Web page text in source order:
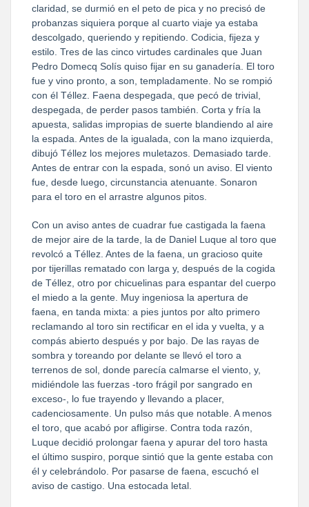
claridad, se durmió en el peto de pica y no precisó de
probanzas siquiera porque al cuarto viaje ya estaba
descolgado, queriendo y repitiendo. Codicia, fijeza y
estilo. Tres de las cinco virtudes cardinales que Juan
Pedro Domecq Solís quiso fijar en su ganadería. El toro
fue y vino pronto, a son, templadamente. No se rompió
con él Téllez. Faena despegada, que pecó de trivial,
despegada, de perder pasos también. Corta y fría la
apuesta, salidas impropias de suerte blandiendo al aire
la espada. Antes de la igualada, con la mano izquierda,
dibujó Téllez los mejores muletazos. Demasiado tarde.
Antes de entrar con la espada, sonó un aviso. El viento
fue, desde luego, circunstancia atenuante. Sonaron
para el toro en el arrastre algunos pitos.
Con un aviso antes de cuadrar fue castigada la faena
de mejor aire de la tarde, la de Daniel Luque al toro que
revolcó a Téllez. Antes de la faena, un gracioso quite
por tijerillas rematado con larga y, después de la cogida
de Téllez, otro por chicuelinas para espantar del cuerpo
el miedo a la gente. Muy ingeniosa la apertura de
faena, en tanda mixta: a pies juntos por alto primero
reclamando al toro sin rectificar en el ida y vuelta, y a
compás abierto después y por bajo. De las rayas de
sombra y toreando por delante se llevó el toro a
terrenos de sol, donde parecía calmarse el viento, y,
midiéndole las fuerzas -toro frágil por sangrado en
exceso-, lo fue trayendo y llevando a placer,
cadenciosamente. Un pulso más que notable. A menos
el toro, que acabó por afligirse. Contra toda razón,
Luque decidió prolongar faena y apurar del toro hasta
el último suspiro, porque sintió que la gente estaba con
él y celebrándolo. Por pasarse de faena, escuchó el
aviso de castigo. Una estocada letal.